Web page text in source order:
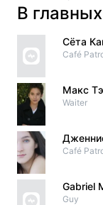
В
Сёта
Café
Макс
Waiter
Café
Gabriel
Guy